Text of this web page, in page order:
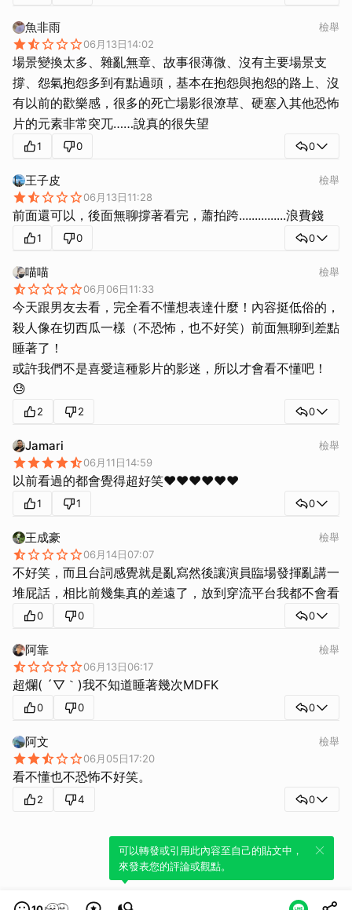
魚非雨
06月13日14:02
檢舉
場景變換太多、雜亂無章、故事很薄微、沒有主要場景支
撐、怨氣抱怨多到有點過頭，基本在抱怨與抱怨的路上、沒
有以前的歡樂感，很多的死亡場影很潦草、硬塞入其他恐怖
片的元素非常突兀……說真的很失望
1 0 0
王子皮
06月13日11:28
檢舉
前面還可以，後面無聊撐著看完，蕭拍跨...............浪費錢
1 0 0
喵喵
06月06日11:33
檢舉
今天跟男友去看，完全看不懂想表達什麼！內容挺低俗的，
殺人像在切西瓜一樣（不恐怖，也不好笑）前面無聊到差點
睡著了！
或許我們不是喜愛這種影片的影迷，所以才會看不懂吧！
😓
2 2 0
Jamari
06月11日14:59
檢舉
以前看過的都會覺得超好笑❤️❤️❤️❤️❤️❤️
1 1 0
王成豪
06月14日07:07
檢舉
不好笑，而且台詞感覺就是亂寫然後讓演員臨場發揮亂講一
堆屁話，相比前幾集真的差遠了，放到穿流平台我都不會看
0 0 0
阿靠
06月13日06:17
檢舉
超爛( ´▽｀)我不知道睡著幾次MDFK
0 0 0
阿文
06月05日17:20
檢舉
看不懂也不恐怖不好笑。
2 4 0
可以轉發或引用此內容至自己的貼文中，
來發表您的評論或觀點。